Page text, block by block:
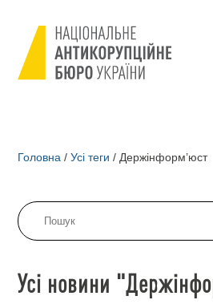
Головна / Усі теги / Держінформ’юст
Усі новини